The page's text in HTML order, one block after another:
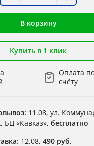
В корзину
Купить в 1 клик
Оплата по
счёту
11.08, ул.
БЦ «Кавказ», бесплатно
12.08, 490 руб.